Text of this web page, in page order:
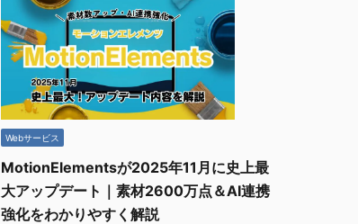
Webサービス
MotionElementsが2025年11月に史上最
大アップデート｜素材2600万点＆AI連携
強化をわかりやすく解説